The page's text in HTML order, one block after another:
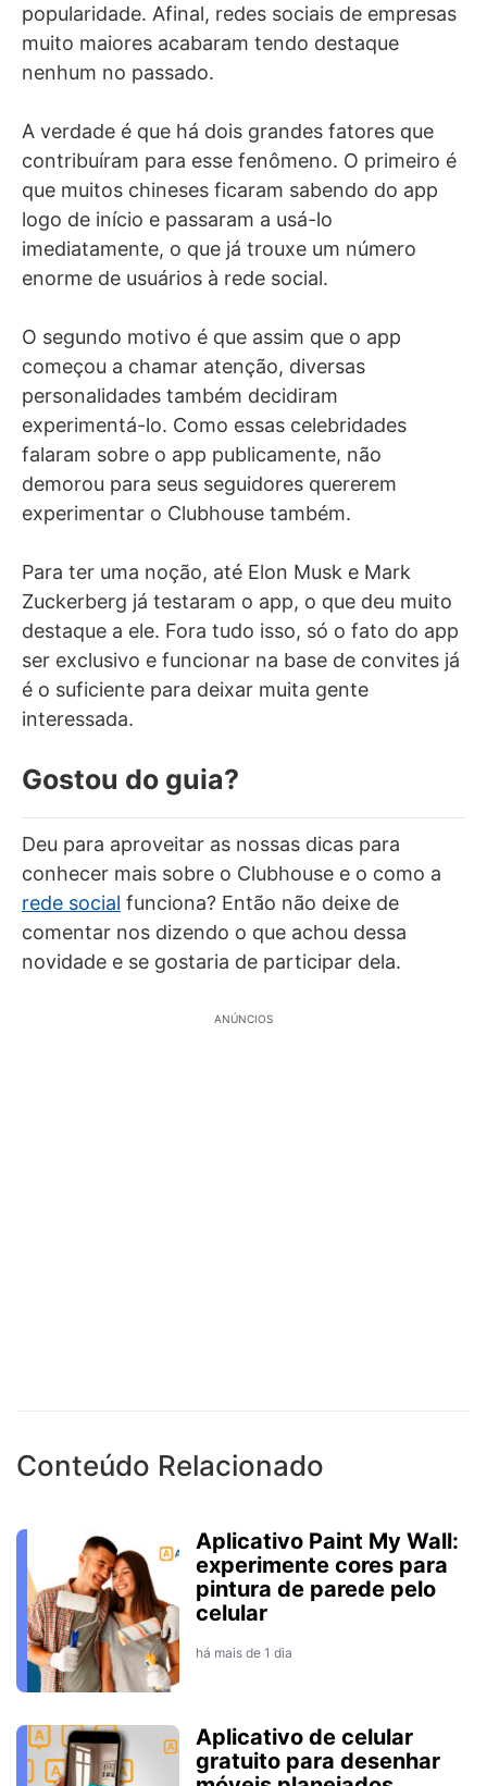
popularidade. Afinal, redes sociais de empresas
muito maiores acabaram tendo destaque
nenhum no passado.
A verdade é que há dois grandes fatores que
contribuíram para esse fenômeno. O primeiro é
que muitos chineses ficaram sabendo do app
logo de início e passaram a usá-lo
imediatamente, o que já trouxe um número
enorme de usuários à rede social.
O segundo motivo é que assim que o app
começou a chamar atenção, diversas
personalidades também decidiram
experimentá-lo. Como essas celebridades
falaram sobre o app publicamente, não
demorou para seus seguidores quererem
experimentar o Clubhouse também.
Para ter uma noção, até Elon Musk e Mark
Zuckerberg já testaram o app, o que deu muito
destaque a ele. Fora tudo isso, só o fato do app
ser exclusivo e funcionar na base de convites já
é o suficiente para deixar muita gente
interessada.
Gostou do guia?
Deu para aproveitar as nossas dicas para
conhecer mais sobre o Clubhouse e o como a
rede social funciona? Então não deixe de
comentar nos dizendo o que achou dessa
novidade e se gostaria de participar dela.
ANÚNCIOS
Conteúdo Relacionado
Aplicativo Paint My Wall:
experimente cores para
pintura de parede pelo
celular
há mais de 1 dia
Aplicativo de celular
gratuito para desenhar